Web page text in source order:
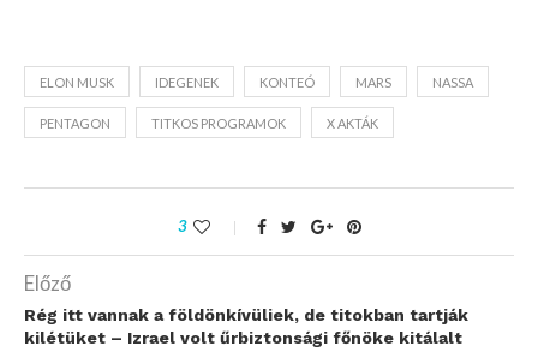
ELON MUSK IDEGENEK KONTEÓ MARS NASSA
PENTAGON TITKOS PROGRAMOK X AKTÁK
3
Előző
Rég itt vannak a földönkívüliek, de titokban tartják
kilétüket – Izrael volt űrbiztonsági főnöke kitálalt